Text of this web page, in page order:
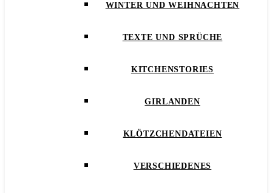
WINTER UND WEIHNACHTEN
TEXTE UND SPRÜCHE
KITCHENSTORIES
GIRLANDEN
KLÖTZCHENDATEIEN
VERSCHIEDENES